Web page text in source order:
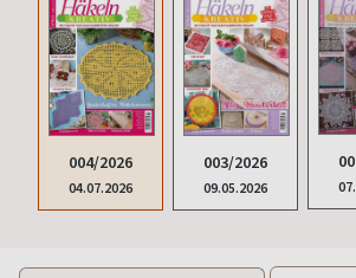
004/2026
04.07.2026
003/2026
09.05.2026